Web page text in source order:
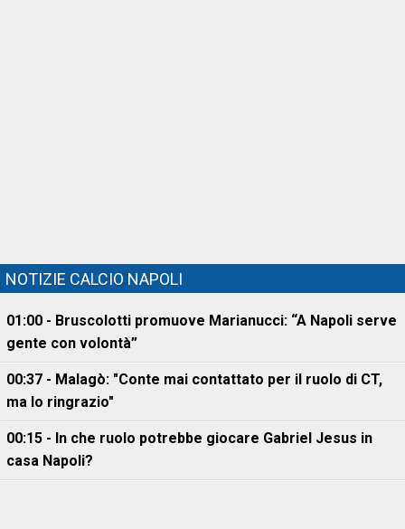
NOTIZIE CALCIO NAPOLI
01:00 - Bruscolotti promuove Marianucci: “A Napoli serve
gente con volontà”
00:37 - Malagò: "Conte mai contattato per il ruolo di CT,
ma lo ringrazio"
00:15 - In che ruolo potrebbe giocare Gabriel Jesus in
casa Napoli?